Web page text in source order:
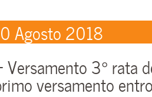
Agosto 2018
Versamento 3° rata
versamento